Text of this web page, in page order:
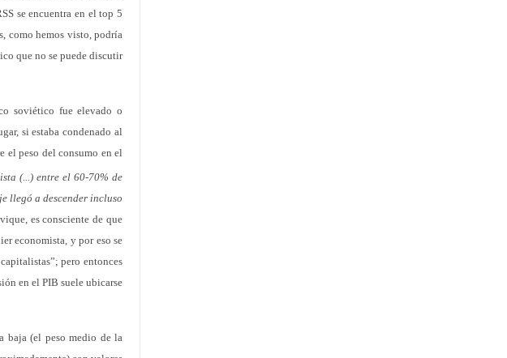
se encuentra en el top 5
como hemos visto, podría
que no se puede discutir
soviético fue elevado o
si estaba condenado al
el peso del consumo en el
(...) entre el 60-70% de
llegó a descender incluso
es consciente de que
economista, y por eso se
pero entonces
en el PIB suele ubicarse
baja (el peso medio de la